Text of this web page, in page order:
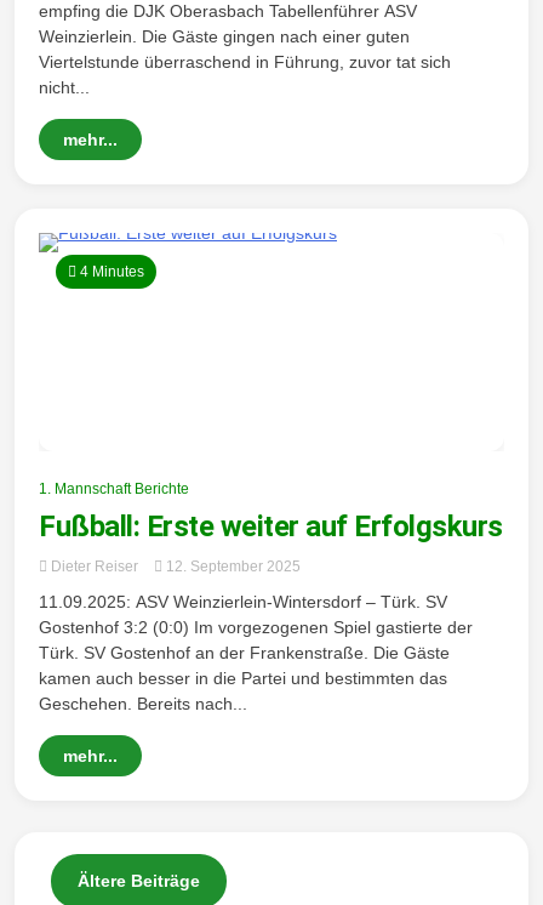
empfing die DJK Oberasbach Tabellenführer ASV
Weinzierlein. Die Gäste gingen nach einer guten
Viertelstunde überraschend in Führung, zuvor tat sich
nicht...
mehr...
4 Minutes
1. Mannschaft Berichte
Fußball: Erste weiter auf Erfolgskurs
Dieter Reiser 12. September 2025
11.09.2025: ASV Weinzierlein-Wintersdorf – Türk. SV
Gostenhof 3:2 (0:0) Im vorgezogenen Spiel gastierte der
Türk. SV Gostenhof an der Frankenstraße. Die Gäste
kamen auch besser in die Partei und bestimmten das
Geschehen. Bereits nach...
mehr...
B
Ältere Beiträge